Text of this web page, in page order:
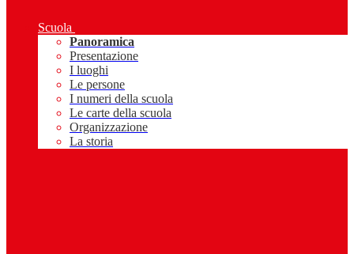
Scuola
Panoramica
Presentazione
I luoghi
Le persone
I numeri della scuola
Le carte della scuola
Organizzazione
La storia